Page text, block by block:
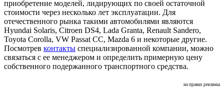
приобретение моделей, лидирующих по своей остаточной
стоимости через несколько лет эксплуатации. Для
отечественного рынка такими автомобилями являются
Hyundai Solaris, Citroen DS4, Lada Granta, Renault Sandero,
Toyota Corolla, VW Passat CC, Mazda 6 и некоторые другие.
Посмотрев контакты специализированной компании, можно
связаться с ее менеджером и определить примерную цену
собственного подержанного транспортного средства.
на правах рекламы